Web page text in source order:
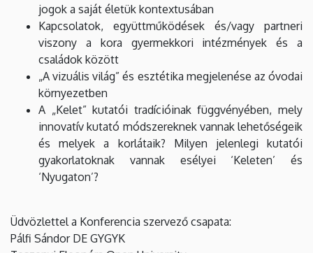
jogok a saját életük kontextusában
Kapcsolatok, együttműködések és/vagy partneri
viszony a kora gyermekkori intézmények és a
családok között
„A vizuális világ” és esztétika megjelenése az óvodai
környezetben
A „Kelet” kutatói tradícióinak függvényében, mely
innovatív kutató módszereknek vannak lehetőségeik
és melyek a korlátaik? Milyen jelenlegi kutatói
gyakorlatoknak vannak esélyei ‘Keleten’ és
‘Nyugaton’?
Üdvözlettel a Konferencia szervező csapata:
Pálfi Sándor DE GYGYK